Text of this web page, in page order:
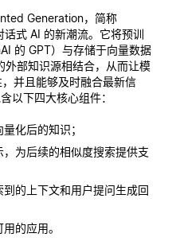
Generation，简称
话式 AI 的新潮流。它将预训
的 GPT）与存储于向量数据
外部知识源相结合，从而让模
并且能够及时融合最新信
以下四大核心组件：
化后的知识；
为后续的相似度搜索提供支
的上下文和用户提问生成回
的应用。